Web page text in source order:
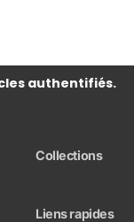
authentifiés.
Collections
Liens rapides